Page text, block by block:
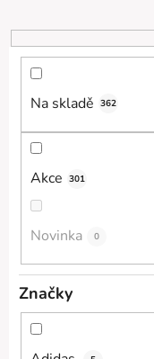
o
d
Na skladě 362
Akce 301
Novinka 0
Značky